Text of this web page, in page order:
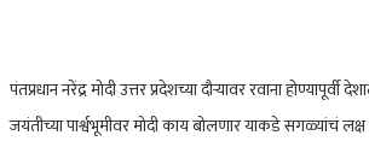
पंतप्रधान नरेंद्र मोदी उत्तर प्रदेशच्या दौऱ्यावर रवाना
जयंतीच्या पार्श्वभूमीवर मोदी काय बोलणार याकडे सगळ्यांचं लक्ष